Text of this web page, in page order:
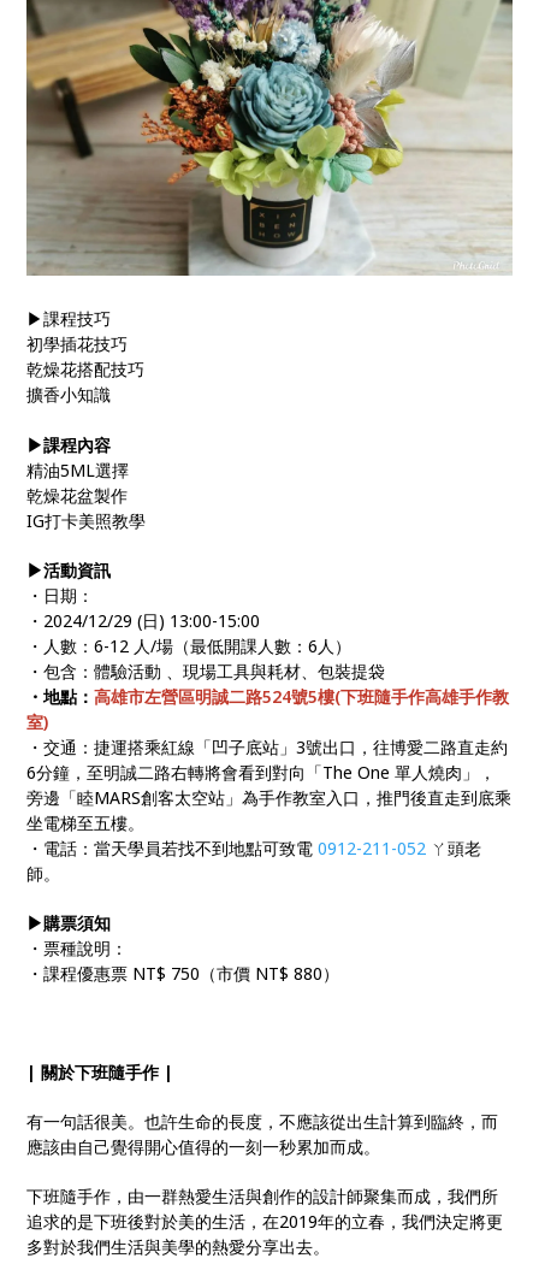
▶課程技巧
初學插花技巧
乾燥花搭配技巧
擴香小知識
▶課程內容
精油5ML選擇
乾燥花盆製作
IG打卡美照教學
▶活動資訊
・日期：
・2024/12/29 (日) 13:00-15:00
・人數：6-12 人/場（最低開課人數：6人）
・包含：體驗活動 、現場工具與耗材、包裝提袋
・地點：高雄市左營區明誠二路524號5樓(下班隨手作高雄手作教
室)
・交通：捷運搭乘紅線「凹子底站」3號出口，往博愛二路直走約
6分鐘，至明誠二路右轉將會看到對向「The One 單人燒肉」，
旁邊「睦MARS創客太空站」為手作教室入口，推門後直走到底乘
坐電梯至五樓。
・電話：當天學員若找不到地點可致電0912-211-052 ㄚ頭老
師。
▶購票須知
・票種說明：
・課程優惠票 NT$ 750（市價 NT$ 880）
| 關於下班隨手作 |
有一句話很美。也許生命的長度，不應該從出生計算到臨終，而
應該由自己覺得開心值得的一刻一秒累加而成。
下班隨手作，由一群熱愛生活與創作的設計師聚集而成，我們所
追求的是下班後對於美的生活，在2019年的立春，我們決定將更
多對於我們生活與美學的熱愛分享出去。